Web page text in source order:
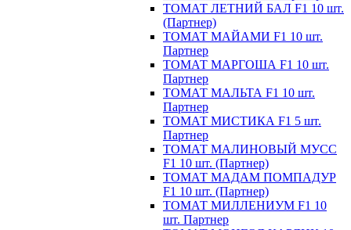
ТОМАТ ЛЕТНИЙ БАЛ F1 10 шт.
(Партнер)
ТОМАТ МАЙАМИ F1 10 шт.
Партнер
ТОМАТ МАРГОША F1 10 шт.
Партнер
ТОМАТ МАЛЬТА F1 10 шт.
Партнер
ТОМАТ МИСТИКА F1 5 шт.
Партнер
ТОМАТ МАЛИНОВЫЙ МУСС
F1 10 шт. (Партнер)
ТОМАТ МАДАМ ПОМПАДУР
F1 10 шт. (Партнер)
ТОМАТ МИЛЛЕНИУМ F1 10
шт. Партнер